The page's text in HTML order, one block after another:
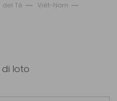
del Tè
Viêt-Nam
loto